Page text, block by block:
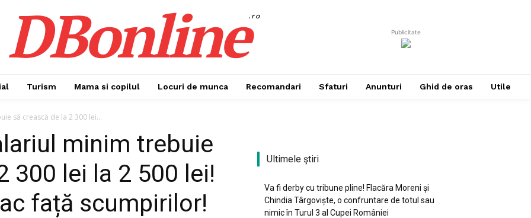
DBonline.ro
Publicitate
Turism Mama si copilul Locuri de munca Recomandari Sfaturi Anunturi Ghid de oras Utile
să crească de la 2 300 lei...
minim trebuie
300 lei la 2 500 lei!
față scumpirilor!
Ultimele ştiri
Va fi derby cu tribune pline! Flacăra Moreni și
Chindia Târgoviște, o confruntare de totul sau
nimic în Turul 3 al Cupei României